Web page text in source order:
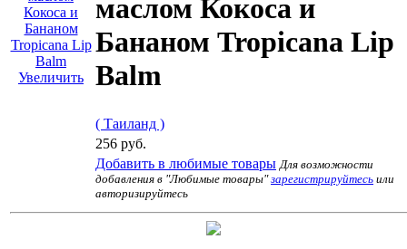
Увеличить
маслом Кокоса и
Бананом Tropicana Lip
Balm
( Таиланд )
256 руб.
Добавить в любимые товары Для возможности
добавления в "Любимые товары"зарегистрируйтесь или
авторизируйтесь